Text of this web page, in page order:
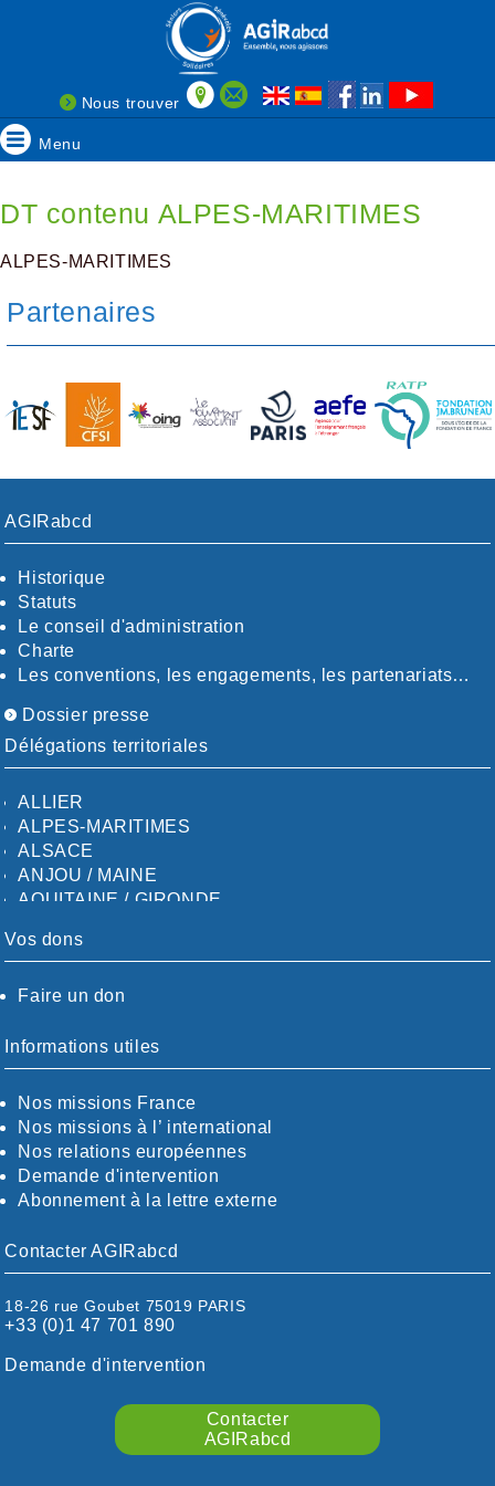
Nous trouver
Menu
DT contenu ALPES-MARITIMES
ALPES-MARITIMES
Partenaires
AGIRabcd
Historique
Statuts
Le conseil d'administration
Charte
Les conventions, les engagements, les partenariats…
Dossier presse
Délégations territoriales
ALLIER
ALPES-MARITIMES
ALSACE
ANJOU / MAINE
AQUITAINE / GIRONDE
AUDE
CALVADOS-ORNE
CHARENTE-MARITIME
CÖTE-D'OR
CÖTES-D'ARMOR
DORDOGNE
DRÖME / ARDÈCHE
ESSONNE
EURE-ET-LOIR
FINISTÈRE
HAUTES-PYRÉNÉES
HÉRAULT
ILLE ET VILAINE
LOIRE / OCÉAN
Vos dons
Faire un don
Informations utiles
Nos missions France
Nos missions à l’ international
Nos relations européennes
Demande d'intervention
Abonnement à la lettre externe
Contacter AGIRabcd
18-26 rue Goubet 75019 PARIS
+33 (0)1 47 701 890
Demande d'intervention
Contacter
AGIRabcd